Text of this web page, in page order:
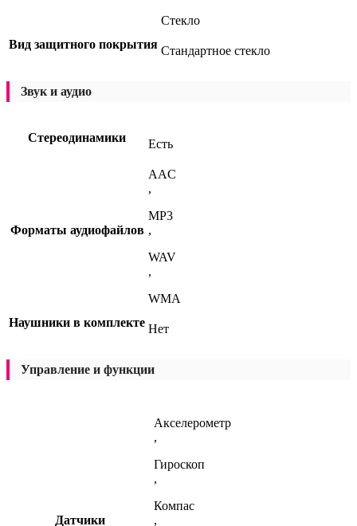
Стекло
Вид защитного покрытия Стандартное стекло
Звук и аудио
Стереодинамики Есть
Форматы аудиофайлов
AAC
,
MP3
,
WAV
,
WMA
Наушники в комплекте Нет
Управление и функции
Датчики
Акселерометр
,
Гироскоп
,
Компас
,